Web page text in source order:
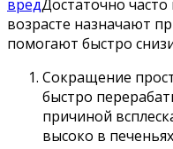
вредДостаточно
возрасте назначают
помогают быстро
Сокращение
быстро
причиной
высоко в